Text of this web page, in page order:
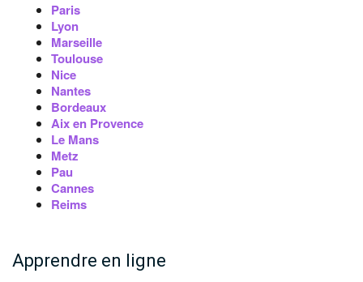
Paris
Lyon
Marseille
Toulouse
Nice
Nantes
Bordeaux
Aix en Provence
Le Mans
Metz
Pau
Cannes
Reims
Apprendre en ligne